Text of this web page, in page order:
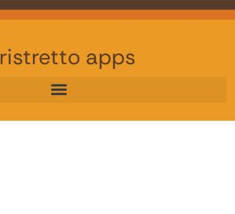
ristretto apps